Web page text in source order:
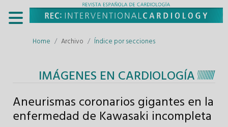
Home Archivo Índice por secciones
IMÁGENES EN CARDIOLOGÍA
Aneurismas coronarios gigantes en la
enfermedad de Kawasaki incompleta